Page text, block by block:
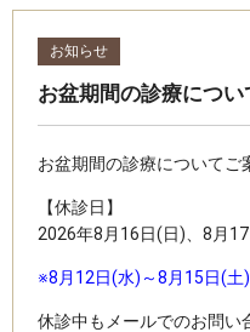
お知らせ
お盆期間の診療につい
お盆期間の診療についてご
【休診日】
2026年8月16日(日)、8月17
※8月12日(水)～8月15日(土
休診中もメールでのお問い